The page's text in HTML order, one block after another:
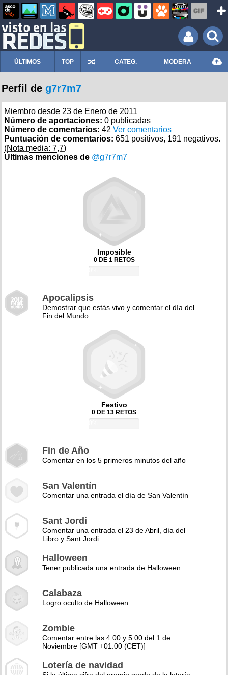
ÚLTIMOS TOP CATEG. MODERA
Perfil de g7r7m7
Miembro desde 23 de Enero de 2011
Número de aportaciones: 0 publicadas
Número de comentarios: 42 Ver comentarios
Puntuación de comentarios: 651 positivos, 191 negativos.
(Nota media: 7,7)
Últimas menciones de @g7r7m7
Imposible
0 DE 1 RETOS
Apocalipsis
Demostrar que estás vivo y comentar el día del
Fin del Mundo
Festivo
0 DE 13 RETOS
Fin de Año
Comentar en los 5 primeros minutos del año
San Valentín
Comentar una entrada el día de San Valentín
Sant Jordi
Comentar una entrada el 23 de Abril, día del
Libro y Sant Jordi
Halloween
Tener publicada una entrada de Halloween
Calabaza
Logro oculto de Halloween
Zombie
Comentar entre las 4:00 y 5:00 del 1 de
Noviembre [GMT +01:00 (CET)]
Lotería de navidad